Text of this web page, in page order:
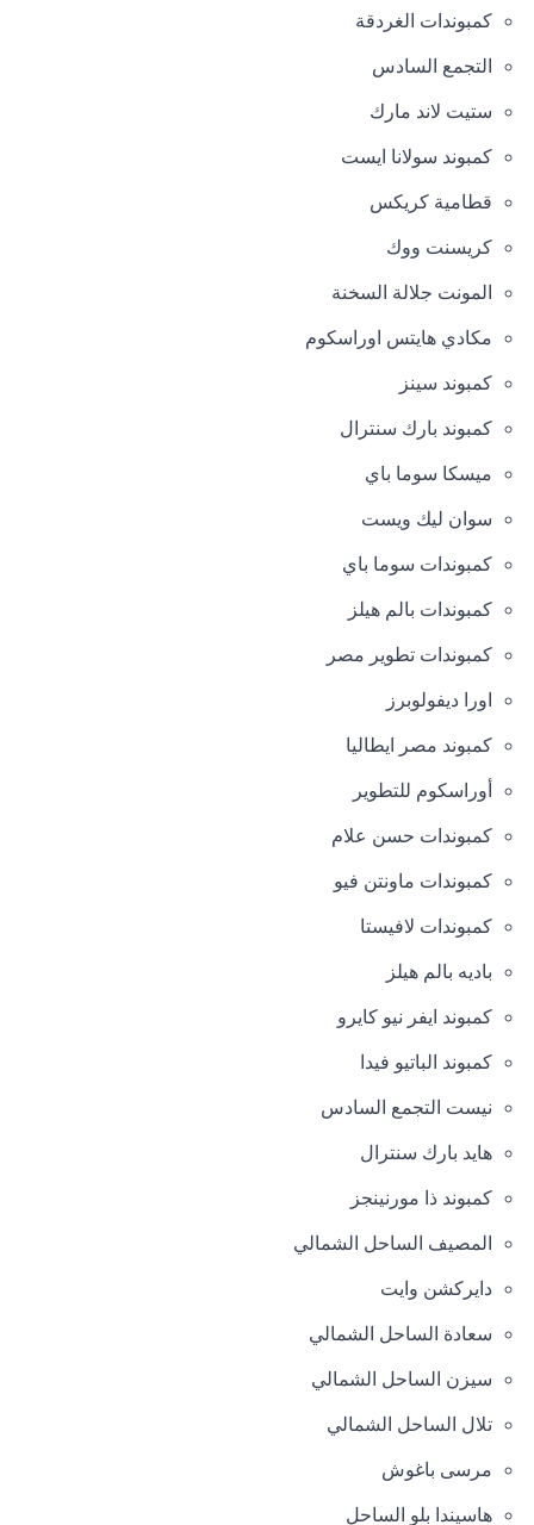
كمبوندات الغردقة
التجمع السادس
ستيت لاند مارك
كمبوند سولانا ايست
قطامية كريكس
كريسنت ووك
المونت جلالة السخنة
مكادي هايتس اوراسكوم
كمبوند سينز
كمبوند بارك سنترال
ميسكا سوما باي
سوان ليك ويست
كمبوندات سوما باي
كمبوندات بالم هيلز
كمبوندات تطوير مصر
اورا ديفولوبرز
كمبوند مصر ايطاليا
أوراسكوم للتطوير
كمبوندات حسن علام
كمبوندات ماونتن فيو
كمبوندات لافيستا
باديه بالم هيلز
كمبوند ايفر نيو كايرو
كمبوند الباتيو فيدا
نيست التجمع السادس
هايد بارك سنترال
كمبوند ذا مورنينجز
المصيف الساحل الشمالي
دايركشن وايت
سعادة الساحل الشمالي
سيزن الساحل الشمالي
تلال الساحل الشمالي
مرسى باغوش
هاسيندا بلو الساحل